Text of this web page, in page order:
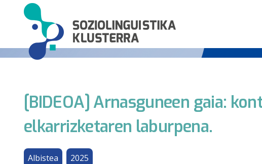
[BIDEOA] Arnasguneen gaia:
elkarrizketaren laburpena.
Albistea 2025